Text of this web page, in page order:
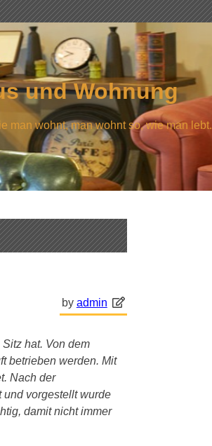
und Wohnung
man wohnt, man wohnt so, wie man lebt.
by admin
hat. Von dem
betrieben werden. Mit
Nach der
vorgestellt wurde
damit nicht immer